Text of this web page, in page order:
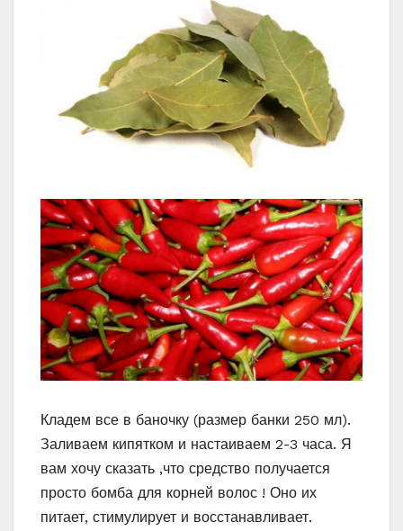
Кладем все в баночку (размер банки 250 мл).
Заливаем кипятком и настаиваем 2-3 часа. Я
вам хочу сказать ,что средство получается
просто бомба для корней волос ! Оно их
питает, стимулирует и восстанавливает.